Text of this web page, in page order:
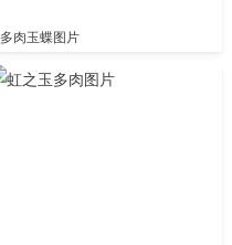
多肉玉蝶图片